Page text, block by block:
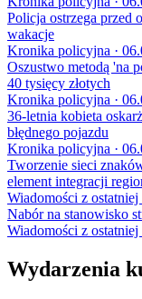
Policja ostrzega przed
wakacje
Kronika policyjna ·
Oszustwo metodą 'na
40 tysięcy złotych
Kronika policyjna ·
36-letnia kobieta
błędnego pojazdu
Kronika policyjna ·
Tworzenie sieci
element integracji
Wiadomości z
Nabór na stanowisko
Wiadomości z
Wydarzenia